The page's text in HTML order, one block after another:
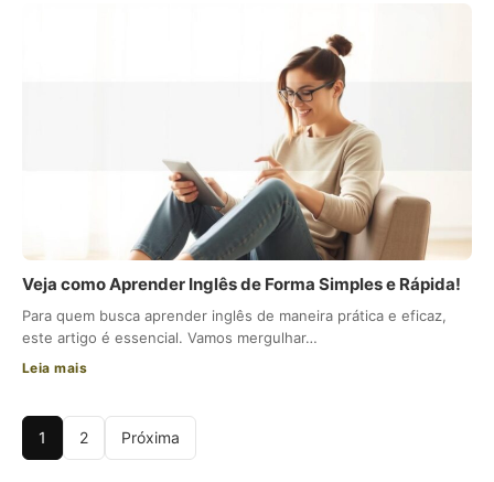
Veja como Aprender Inglês de Forma Simples e Rápida!
Para quem busca aprender inglês de maneira prática e eficaz,
este artigo é essencial. Vamos mergulhar…
Leia mais
1 2 Próxima